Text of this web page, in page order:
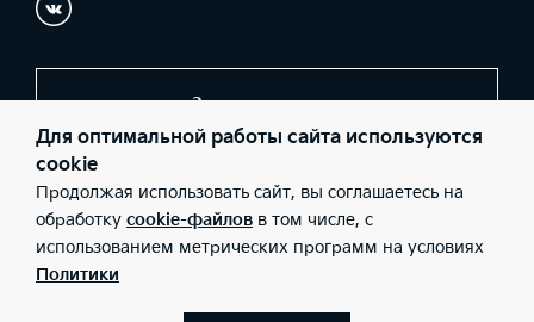
Заказать звонок
© 2026 Юридические лица ООО «МС Авто» (Фактический адрес:
г. Уфа, ул. Электрозаводская 18 (ост. "Кафе Отдых"); Телефон:
+7 (347) 246-68-68; ИНН: 0245023380; ОГРН: 1120280022390),
ООО «Киа Россия и СНГ» (Фактический адрес: г.Москва, Валовая
26; Телефон: 8 800 301 08 80; ИНН: 7728674093; ОГРН:
5087746291760) ведут деятельность на территории РФ в
Для оптимальной работы сайта используются
cookie
Продолжая использовать сайт, вы соглашаетесь на
обработку cookie-файлов в том числе, с
использованием метрических программ на условиях
Политики